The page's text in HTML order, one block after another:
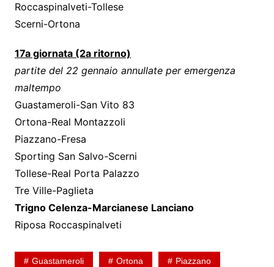
Roccaspinalveti-Tollese
Scerni-Ortona
17a giornata (2a ritorno)
partite del 22 gennaio annullate per emergenza
maltempo
Guastameroli-San Vito 83
Ortona-Real Montazzoli
Piazzano-Fresa
Sporting San Salvo-Scerni
Tollese-Real Porta Palazzo
Tre Ville-Paglieta
Trigno Celenza-Marcianese Lanciano
Riposa Roccaspinalveti
Guastameroli Ortona Piazzano